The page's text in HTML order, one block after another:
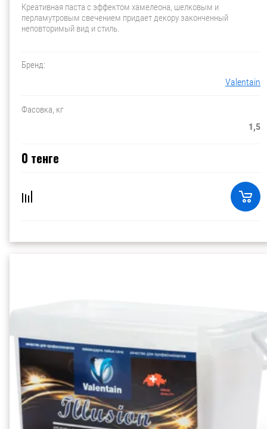
Креативная паста с эффектом хамелеона, шелковым и
перламутровым свечением придает декору законченный
неповторимый вид и стиль.
Бренд:
Valentain
Фасовка, кг
1,5
0 тенге